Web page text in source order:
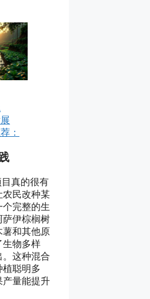
：
真的很有
农民改种某
完整的生
萨伊棕榈树
薯和其他原
生物多样
这种混合
植聪明多
产量能提升